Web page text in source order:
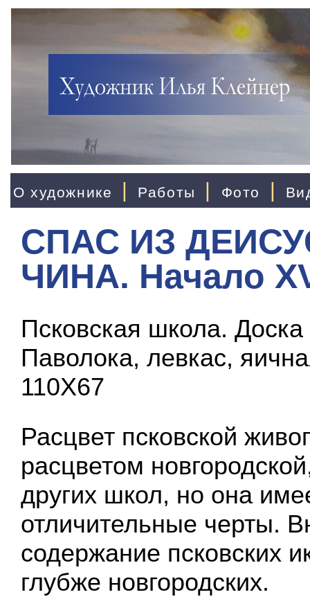
О художнике | Работы | Фото |
СПАС ИЗ
ЧИНА. Начало
Псковская школа. Доска
Паволока, левкас,
110X67
Расцвет псковской
расцветом
других школ, но она
отличительные черты.
содержание псковских
глубже новгородских.